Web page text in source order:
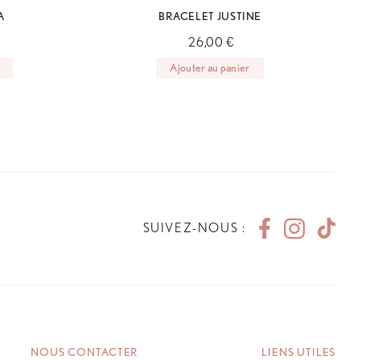
BRACELET JUSTINE
26,00 €
Ajouter au panier
SUIVEZ-NOUS :
NOUS CONTACTER LIENS UTILES